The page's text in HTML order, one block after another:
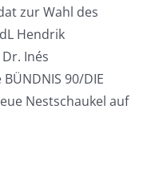
zur Wahl des
Hendrik
Inés
90/DIE
Nestschaukel auf